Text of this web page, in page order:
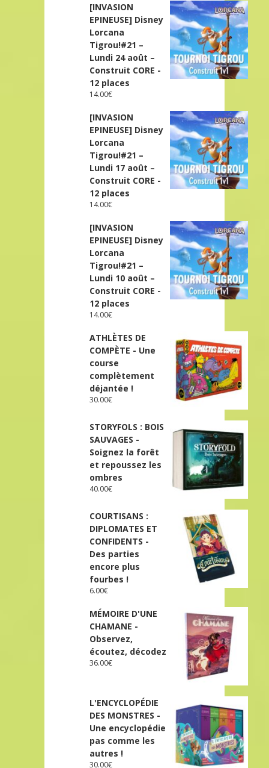
[INVASION
EPINEUSE] Disney
Lorcana
Tigrou!#21 –
Lundi 24 août –
Construit CORE -
12 places
14.00€
[INVASION
EPINEUSE] Disney
Lorcana
Tigrou!#21 –
Lundi 17 août –
Construit CORE -
12 places
14.00€
[INVASION
EPINEUSE] Disney
Lorcana
Tigrou!#21 –
Lundi 10 août –
Construit CORE -
12 places
14.00€
ATHLÈTES DE
COMPÈTE - Une
course
complètement
déjantée !
30.00€
STORYFOLS : BOIS
SAUVAGES -
Soignez la forêt
et repoussez les
ombres
40.00€
COURTISANS :
DIPLOMATES ET
CONFIDENTS -
Des parties
encore plus
fourbes !
6.00€
MÉMOIRE D'UNE
CHAMANE -
Observez,
écoutez, décodez
36.00€
L'ENCYCLOPÉDIE
DES MONSTRES -
Une encyclopédie
pas comme les
autres !
30.00€